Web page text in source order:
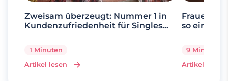
Zweisam überzeugt: Nummer 1 in
Kundenzufriedenheit für Singles
1 Minuten
Artikel lesen
Frauen ab
so einfach
9 Minuten
Artikel lesen